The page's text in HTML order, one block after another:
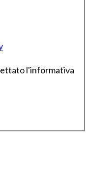
l'informativa